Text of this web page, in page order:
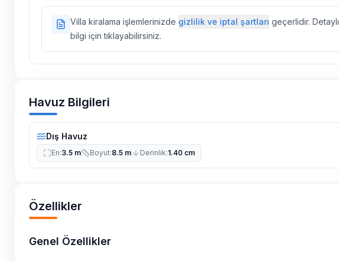
ilaçlama yapılmaktadır. Buna rağmen çevrede kelebek, böcek, sinek
vs. bulunma ihtimali vardır.
Villalarımızın bulunmuş olduğu bölgelerde dönemsel olarak altyapı
Villa kiralama işlemlerinizde gizlilik ve iptal şartları geçerlidir. Detaylı
bilgi için tıklayabilirsiniz.
Havuz Bilgileri
Dış Havuz
En:3.5 m Boyut:8.5 m Derinlik:1.40 cm
Özellikler
Genel Özellikler